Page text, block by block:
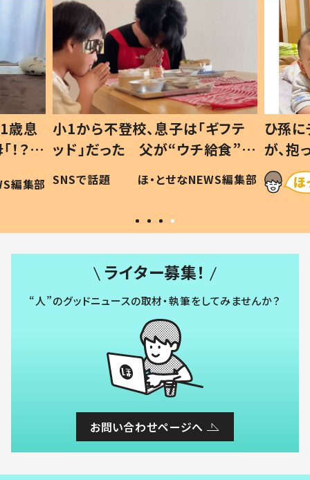
歳息
？」
編集部
小1から不登校、息子は「ギフテ
ッド」だった 父が“ウチ給食”を
作り続ける理由とは #令和の親
#令和の子
SNSで話題 ほ・とせなNEWS編集部
ひ孫
が、
「涙が
い」
ライター募集！
“人”のグッドニュースの取材・執筆をしてみませんか？
お問い合わせページへ